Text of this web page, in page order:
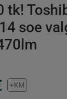
tk!
soe
+KM